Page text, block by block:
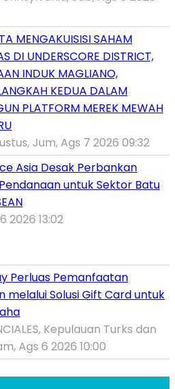
MENGAKUISISI SAHAM
DI UNDERSCORE DISTRICT,
INDUK MAGLIANO,
KEDUA DALAM
PLATFORM MEREK MEWAH
Jum, Ags 7 2026 09:32
Asia Desak Perbankan
untuk Sektor Batu
2026 13:02
Perluas Pemanfaatan
melalui Solusi Gift Card untuk
Kepulauan Turks dan
Ags 6 2026 10:00